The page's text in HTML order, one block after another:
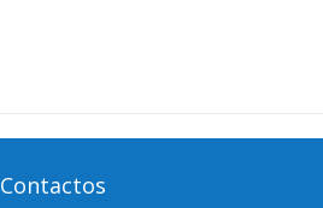
Contactos